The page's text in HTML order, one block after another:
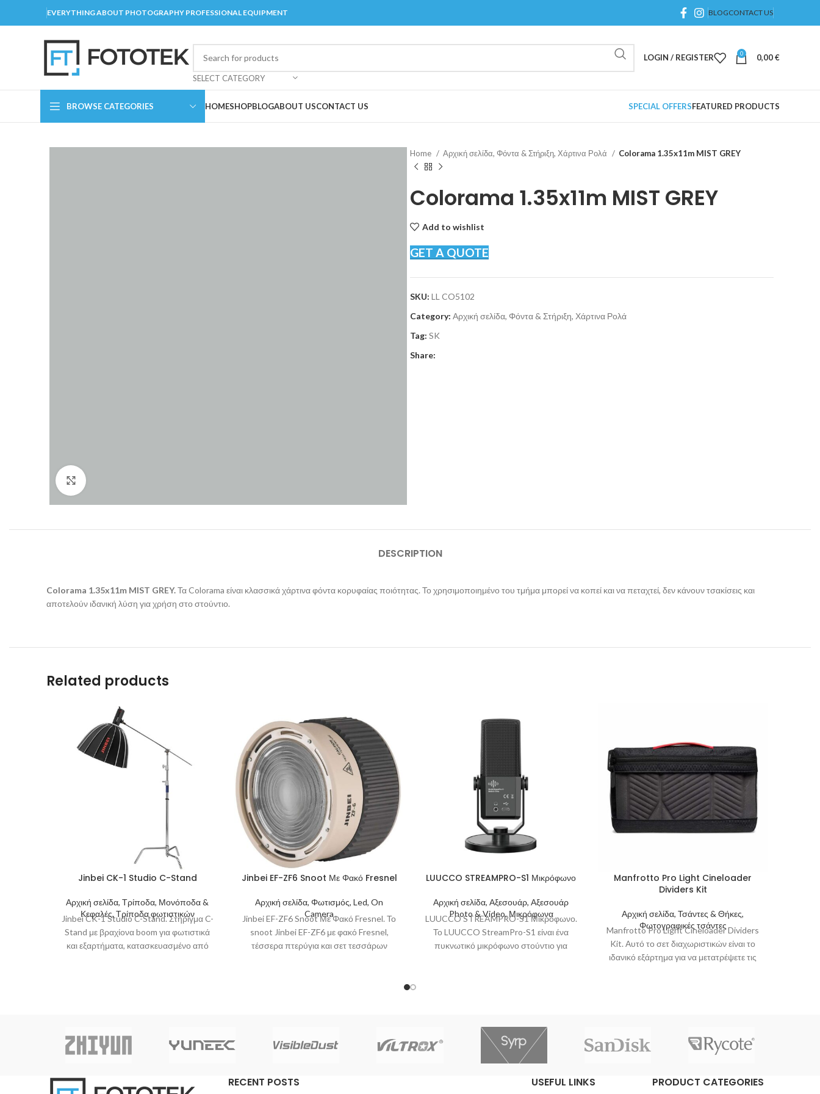
EVERYTHING ABOUT PHOTOGRAPHY PROFESSIONAL EQUIPMENT BLOGCONTACT US
SELECT CATEGORY
LOGIN / REGISTER 0 0,00€
BROWSE CATEGORIES HOMESHOPBLOGABOUT USCONTACT US SPECIAL OFFERSFEATURED PRODUCTS
Home Αρχική σελίδα, Φόντα & Στήριξη, Χάρτινα Ρολά Colorama 1.35x11m MIST GREY
Colorama 1.35x11m MIST GREY
Add to wishlist
GET A QUOTE
SKU: LL CO5102
Category: Αρχική σελίδα, Φόντα & Στήριξη, Χάρτινα Ρολά
Tag: SK
Share:
DESCRIPTION
Colorama 1.35x11m MIST GREY.Τα Colorama είναι κλασσικά χάρτινα φόντα κορυφαίας ποιότητας. Το χρησιμοποιημένο του τμήμα μπορεί να κοπεί και να πεταχτεί, δεν κάνουν τσακίσεις και
αποτελούν ιδανική λύση για χρήση στο στούντιο.
Related products
Jinbei CK-1 Studio C-Stand
Αρχική σελίδα, Τρίποδα, Μονόποδα &
Κεφαλές, Τρίποδα φωτιστικών
Jinbei CK-1 Studio C-Stand. Στήριγμα C-
Stand με βραχίονα boom για φωτιστικά
και εξαρτήματα, κατασκευασμένο από
Jinbei EF-ZF6 Snoot Με Φακό Fresnel
Αρχική σελίδα, Φωτισμός, Led, On
Camera
Jinbei EF-ZF6 Snoot Με Φακό Fresnel. Το
snoot Jinbei EF-ZF6 με φακό Fresnel,
τέσσερα πτερύγια και σετ τεσσάρων
LUUCCO STREAMPRO-S1 Μικρόφωνο
Αρχική σελίδα, Αξεσουάρ, Αξεσουάρ
Photo & Video, Μικρόφωνα
LUUCCO STREAMPRO-S1 Μικρόφωνο.
Το LUUCCO StreamPro-S1 είναι ένα
πυκνωτικό μικρόφωνο στούντιο για
Manfrotto Pro Light Cineloader
Dividers Kit
Αρχική σελίδα, Τσάντες & Θήκες,
Φωτογραφικές τσάντες
Manfrotto Pro Light Cineloader Dividers
Kit. Αυτό το σετ διαχωριστικών είναι το
ιδανικό εξάρτημα για να μετατρέψετε τις
RECENT POSTS USEFUL LINKS PRODUCT CATEGORIES